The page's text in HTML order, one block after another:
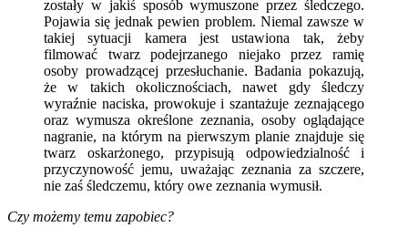
zostały w jakiś sposób wymuszone przez śledczego.
Pojawia się jednak pewien problem. Niemal zawsze w
takiej sytuacji kamera jest ustawiona tak, żeby
filmować twarz podejrzanego niejako przez ramię
osoby prowadzącej przesłuchanie. Badania pokazują,
że w takich okolicznościach, nawet gdy śledczy
wyraźnie naciska, prowokuje i szantażuje zeznającego
oraz wymusza określone zeznania, osoby oglądające
nagranie, na którym na pierwszym planie znajduje się
twarz oskarżonego, przypisują odpowiedzialność i
przyczynowość jemu, uważając zeznania za szczere,
nie zaś śledczemu, który owe zeznania wymusił.
Czy możemy temu zapobiec?